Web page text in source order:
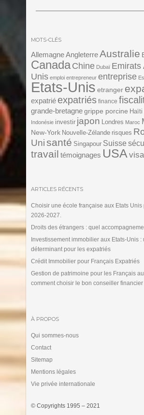
MOTS-CLÉS
Allemagne AngleterreAustralie
Canada Chine Dubaï Emirats
Unis emploi entrepreneur entreprise
Etats-Unis etranger
expatrié expatriés finance
grande-bretagne grippe porcine Haïti
Indonésie investir japon Londres Maroc
New-York Nouvelle-Zélande risques
Unisanté Singapour Suisse
travail témoignages USA visa
ARTICLES RÉCENTS
Choisir une école française aux Etats Unis
2026-2027.
Droits des étrangers : quel
Investissement immobilier aux Etats-Unis :
déterminant pour les expatriés
Crédit Immobilier pour Français Expatriés
Gestion de patrimoine pour les Français
comment choisir le bon conseiller financier
À PROPOS
Qui sommes-nous
Contact
Sitemap
Mentions légales
Vie privée internationale
© Copyrights 1995 – 2021